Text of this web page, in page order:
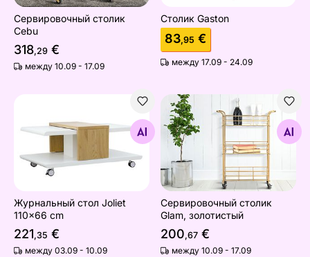
Сервировочный столик
Cebu
318,29 €
между 10.09 - 17.09
Столик Gaston
83,95 €
между 17.09 - 24.09
Журнальный стол Joliet 110x66 cm
Найдите похожие
Журнальный стол Joliet
110x66 cm
221,35 €
между 03.09 - 10.09
Сервировочный столик
Найдите похожие
Сервировочный столик
Glam, золотистый
200,67 €
между 10.09 - 17.09